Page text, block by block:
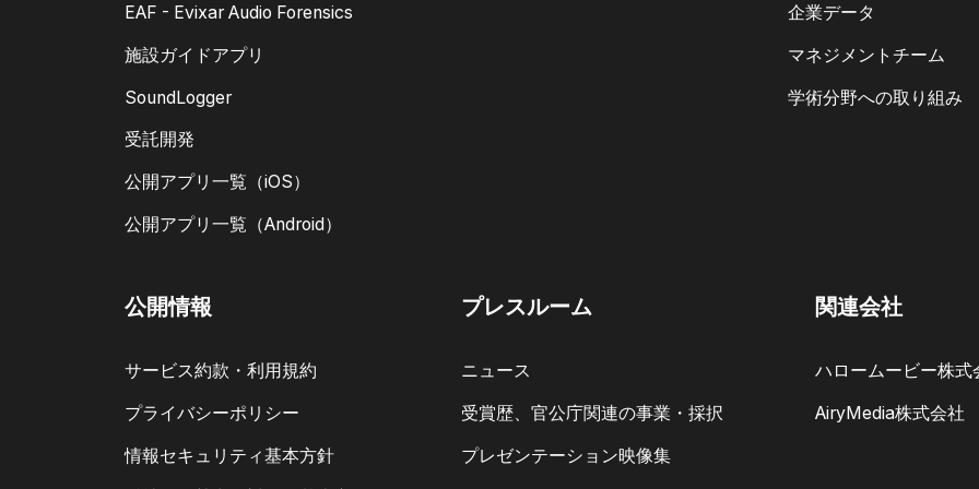
EAF - Evixar Audio Forensics
施設ガイドアプリ
SoundLogger
受託開発
公開アプリ一覧（iOS）
公開アプリ一覧（Android）
企業データ
マネジメントチーム
学術分野への取り組み
公開情報
サービス約款・利用規約
プライバシーポリシー
情報セキュリティ基本方針
プレスルーム
ニュース
受賞歴、官公庁関連の事業・採択
プレゼンテーション映像集
関連会社
ハロームービー株式
AiryMedia株式会社